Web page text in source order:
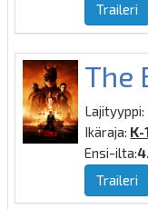
Traileri
The
Lajityyppi:
Ikäraja: K-
Ensi-ilta:
Traileri